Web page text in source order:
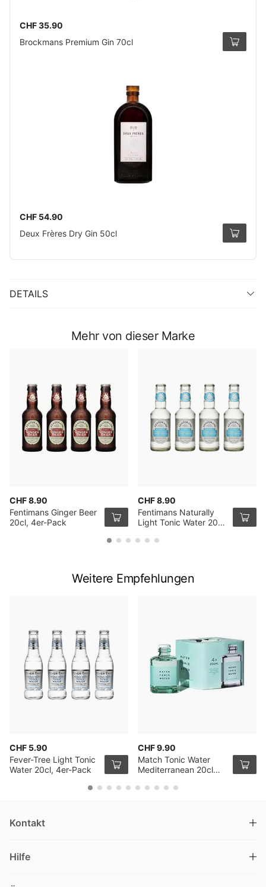
CHF 35.90
Brockmans Premium Gin 70cl
CHF 54.90
Deux Frères Dry Gin 50cl
DETAILS
Mehr von dieser Marke
CHF 8.90
Fentimans Ginger Beer
20cl, 4er-Pack
CHF 8.90
Fentimans Naturally
Light Tonic Water 20cl,
Weitere Empfehlungen
CHF 5.90
Fever-Tree Light Tonic
Water 20cl, 4er-Pack
CHF 9.90
Match Tonic Water
Mediterranean 20cl
Kontakt
Nüschelerstrasse 35
Schweiz
Hilfe